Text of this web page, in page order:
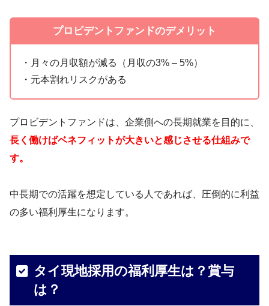
プロビデントファンドのデメリット
・月々の月収額が減る（月収の3% – 5%）
・元本割れリスクがある
プロビデントファンドは、企業側への長期就業を目的に、
長く働けばベネフィットが大きいと感じさせる仕組みで
す。
中長期での活躍を想定している人であれば、圧倒的に利益
の多い福利厚生になります。
タイ現地採用の福利厚生は？賞与
は？